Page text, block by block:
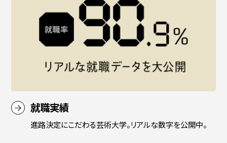
高校生・受験生の方 在学生の方
卒業生の方 企業の方
就職実績
進路決定にこだわる芸術大学。リアルな数字を公開中。